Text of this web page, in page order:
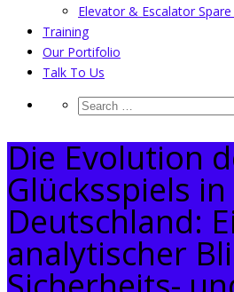
Elevator & Escalator
Training
Our Portifolio
Talk To Us
Die Evolution
Glücksspiels in
Deutschland:
analytischer